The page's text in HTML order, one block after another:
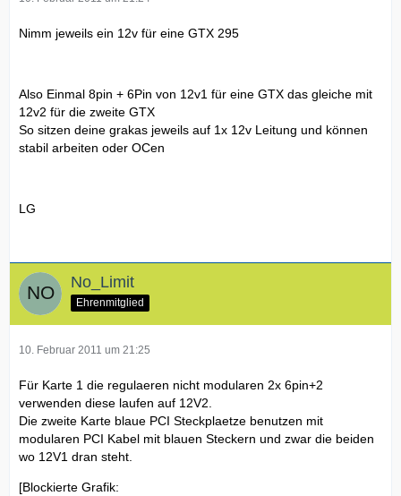
Nimm jeweils ein 12v für eine GTX 295
Also Einmal 8pin + 6Pin von 12v1 für eine GTX das gleiche mit
12v2 für die zweite GTX
So sitzen deine grakas jeweils auf 1x 12v Leitung und können
stabil arbeiten oder OCen
LG
No_Limit
Ehrenmitglied
10. Februar 2011 um 21:25
Für Karte 1 die regulaeren nicht modularen 2x 6pin+2
verwenden diese laufen auf 12V2.
Die zweite Karte blaue PCI Steckplaetze benutzen mit
modularen PCI Kabel mit blauen Steckern und zwar die beiden
wo 12V1 dran steht.
[Blockierte Grafik: